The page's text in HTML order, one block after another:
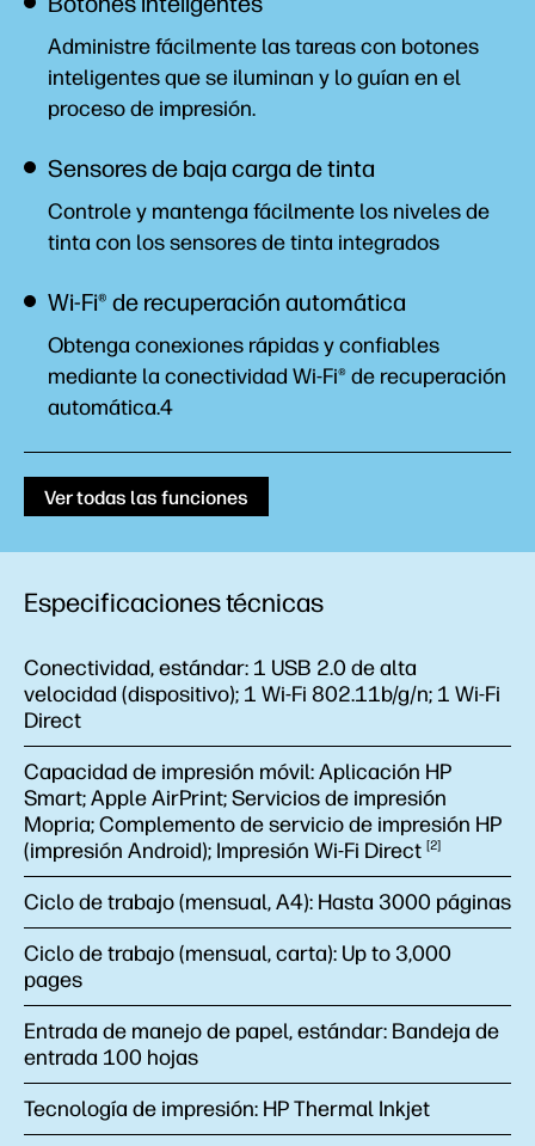
Administre fácilmente las tareas con botones
inteligentes que se iluminan y lo guían en el
proceso de impresión.
Sensores de baja carga de tinta
Controle y mantenga fácilmente los niveles de
tinta con los sensores de tinta integrados
Wi-Fi® de recuperación automática
Obtenga conexiones rápidas y confiables
mediante la conectividad Wi-Fi® de recuperación
automática.4
Ver todas las funciones
Especificaciones técnicas
Conectividad, estándar: 1 USB 2.0 de alta
velocidad (dispositivo); 1 Wi-Fi 802.11b/g/n; 1 Wi-Fi
Direct
Capacidad de impresión móvil:Aplicación HP
Smart; Apple AirPrint; Servicios de impresión
Mopria; Complemento de servicio de impresión HP
(impresión Android); Impresión Wi-Fi Direct 2
Ciclo de trabajo (mensual, A4): Hasta 3000 páginas
Ciclo de trabajo (mensual, carta): Up to 3,000
pages
Entrada de manejo de papel, estándar: Bandeja de
entrada 100 hojas
Tecnología de impresión: HP Thermal Inkjet